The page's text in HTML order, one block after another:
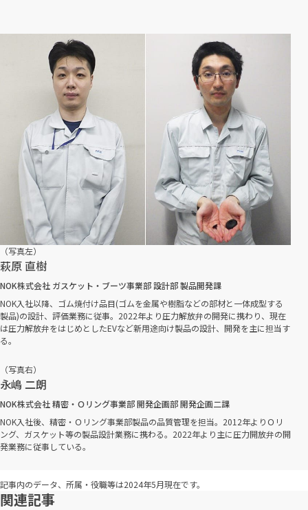
（写真左）
萩原 直樹
NOK株式会社 ガスケット・ブーツ事業部 設計部 製品開発課
NOK入社以降、ゴム焼付け品目(ゴムを金属や樹脂などの部材と一体成型する
製品)の設計、評価業務に従事。2022年より圧力解放弁の開発に携わり、現在
は圧力解放弁をはじめとしたEVなど新用途向け製品の設計、開発を主に担当す
る。
（写真右）
永嶋 二朗
NOK株式会社 精密・Ｏリング事業部 開発企画部 開発企画二課
NOK入社後、精密・Ｏリング事業部製品の品質管理を担当。2012年よりＯリ
ング、ガスケット等の製品設計業務に携わる。2022年より主に圧力開放弁の開
発業務に従事している。
記事内のデータ、所属・役職等は2024年5月現在です。
関連記事